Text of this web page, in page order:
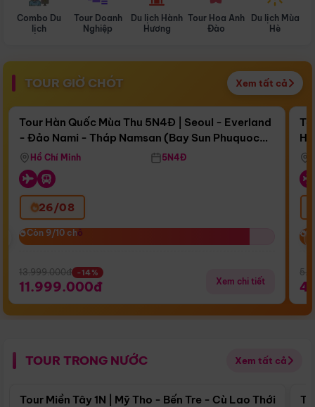
Combo Du
lịch
Tour Doanh
Nghiệp
Du lịch Hành
Hương
Tour Hoa Anh
Đào
Du lịch Mùa
Hè
TOUR GIỜ CHÓT Xem tất cả
Còn15 ngày 13:31:58
Bay Sun Phuquoc Airways
Điểm nổi bật
Tour Hàn Quốc Mùa Thu 5N4Đ | Seoul - Everland
- Đảo Nami - Tháp Namsan (Bay Sun Phuquoc
Airways)
Hồ Chí Minh 5N4Đ
26/08
Còn 9/10 chỗ
Còn 9/10 chỗ
13.999.000đ -14%
11.999.000đ Xem chi tiết
TOUR TRONG NƯỚC Xem tất cả
Điểm nổi bật
Tour Miền Tây 1N | Mỹ Tho - Bến Tre - Cù Lao Thới